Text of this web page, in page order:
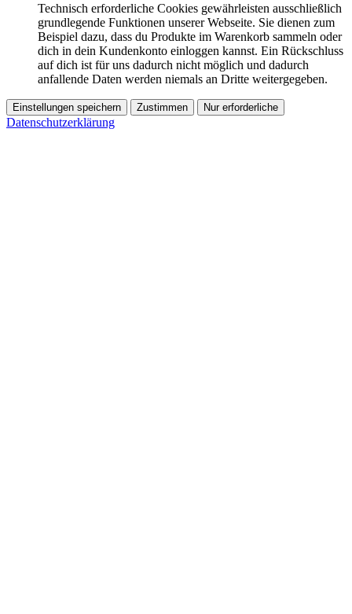
Technisch erforderliche Cookies gewährleisten ausschließlich
grundlegende Funktionen unserer Webseite. Sie dienen zum
Beispiel dazu, dass du Produkte im Warenkorb sammeln oder
dich in dein Kundenkonto einloggen kannst. Ein Rückschluss
auf dich ist für uns dadurch nicht möglich und dadurch
anfallende Daten werden niemals an Dritte weitergegeben.
Einstellungen speichern Zustimmen Nur erforderliche
Datenschutzerklärung